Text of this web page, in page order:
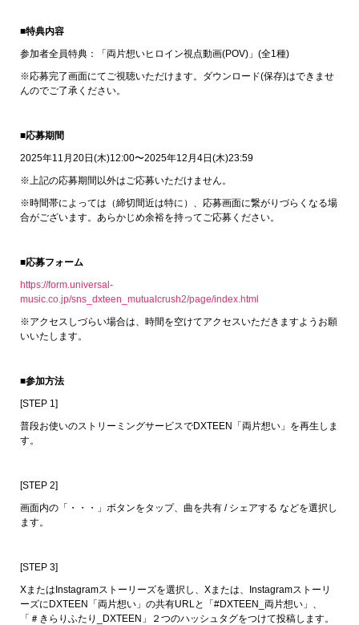
■特典内容
参加者全員特典：「両片想いヒロイン視点動画(POV)」(全1種)
※応募完了画面にてご視聴いただけます。ダウンロード(保存)はできませ
んのでご了承ください。
■応募期間
2025年11月20日(木)12:00〜2025年12月4日(木)23:59
※上記の応募期間以外はご応募いただけません。
※時間帯によっては（締切間近は特に）、応募画面に繋がりづらくなる場
合がございます。あらかじめ余裕を持ってご応募ください。
■応募フォーム
https://form.universal-
music.co.jp/sns_dxteen_mutualcrush2/page/index.html
※アクセスしづらい場合は、時間を空けてアクセスいただきますようお願
いいたします。
■参加方法
[STEP 1]
普段お使いのストリーミングサービスでDXTEEN「両片想い」を再生しま
す。
[STEP 2]
画面内の「・・・」ボタンをタップ、曲を共有 / シェアする などを選択し
ます。
[STEP 3]
XまたはInstagramストーリーズを選択し、Xまたは、Instagramストーリ
ーズにDXTEEN「両片想い」の共有URLと「#DXTEEN_両片想い」、
「＃きらりふたり_DXTEEN」２つのハッシュタグをつけて投稿します。